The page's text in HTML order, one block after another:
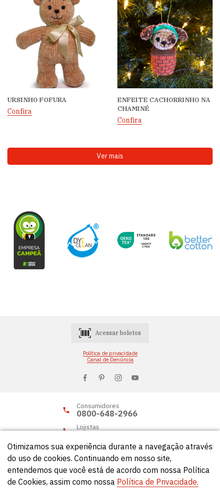
URSINHO FOFURA
Confira
ENFEITE CACHORRINHO NA
CHAMINÉ
Confira
Ver mais
Acessar boletos
Política de privacidade
Canal de Denúncia
Consumidores
0800-648-2966
Lojistas
© Círculo 2026 - Todos os direitos reservados.
Otimizamos sua experiência durante a navegação através
do uso de cookies. Continuando em nosso site,
entendemos que você está de acordo com nossa Política
de Cookies, assim como nossa Política de Privacidade.